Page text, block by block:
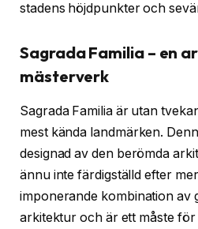
stadens höjdpunkter och
Sagrada Familia – en
mästerverk
Sagrada Familia är utan
mest kända landmärken.
designad av den berömda
ännu inte färdigställd efter
imponerande kombination av
arkitektur och är ett måste för